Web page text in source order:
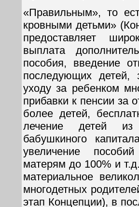
«Правильным», то
кровными детьми»
предоставляет
выплата
пособия, введение
последующих детей,
уходу за ребенком
прибавки к пенсии за
более детей,
лечение детей из
бабушкиного
увеличение
матерям до 100% и
материальное
многодетных
этап Концепции), в